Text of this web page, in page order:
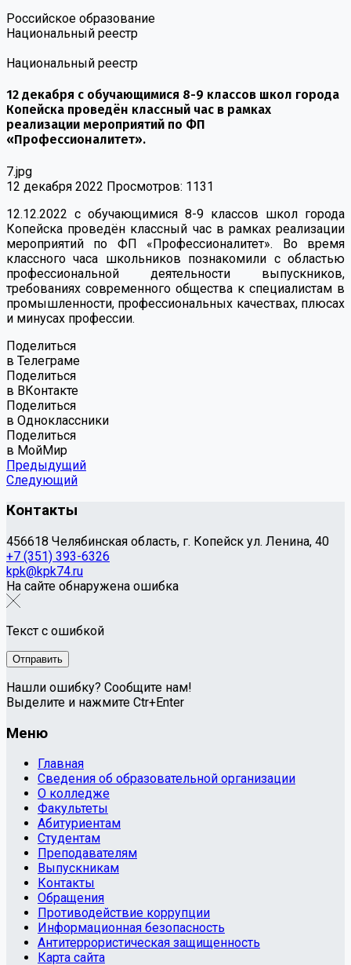
Российское образование
Национальный реестр
Национальный реестр
12 декабря с обучающимися 8-9 классов школ города
Копейска проведён классный час в рамках
реализации мероприятий по ФП
«Профессионалитет».
7.jpg
12 декабря 2022 Просмотров: 1131
12.12.2022 с обучающимися 8-9 классов школ города
Копейска проведён классный час в рамках реализации
мероприятий по ФП «Профессионалитет». Во время
классного часа школьников познакомили с областью
профессиональной деятельности выпускников,
требованиях современного общества к специалистам в
промышленности, профессиональных качествах, плюсах
и минусах профессии.
Поделиться
в Телеграме
Поделиться
в ВКонтакте
Поделиться
в Одноклассники
Поделиться
в МойМир
Предыдущий
Следующий
Контакты
456618 Челябинская область, г. Копейск ул. Ленина, 40
+7 (351) 393-6326
kpk@kpk74.ru
На сайте обнаружена ошибка
Текст с ошибкой
Нашли ошибку? Сообщите нам!
Выделите и нажмите Ctr+Enter
Меню
Главная
Сведения об образовательной организации
О колледже
Факультеты
Абитуриентам
Студентам
Преподавателям
Выпускникам
Контакты
Обращения
Противодействие коррупции
Информационная безопасность
Антитеррористическая защищенность
Карта сайта